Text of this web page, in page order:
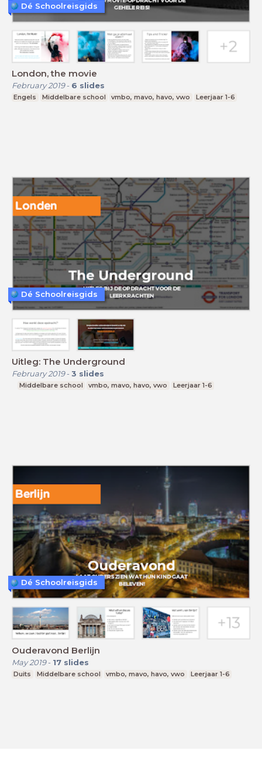
London, the movie
February 2019- 6 slides
Engels Middelbare school vmbo, mavo, havo, vwo Leerjaar 1-6
Dé Schoolreisgids
Uitleg: The Underground
February 2019- 3 slides
Middelbare school vmbo, mavo, havo, vwo Leerjaar 1-6
Dé Schoolreisgids
Ouderavond Berlijn
May 2019- 17 slides
Duits Middelbare school vmbo, mavo, havo, vwo Leerjaar 1-6
Dé Schoolreisgids